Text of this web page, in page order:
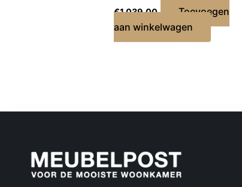
€1.039,00
Toevoegen
aan winkelwagen